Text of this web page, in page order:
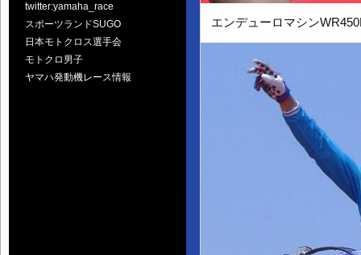
エンデューロマシン
twitter:yamaha_race
スポーツランドSUGO
日本モトクロス選手会
モトクロ男子
ヤマハ発動機レース情報